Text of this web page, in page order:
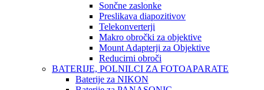
Sončne zaslonke
Preslikava diapozitivov
Telekonverterji
Makro obročki za objektive
Mount Adapterji za Objektive
Reducirni obroči
BATERIJE, POLNILCI ZA FOTOAPARATE
Baterije za NIKON